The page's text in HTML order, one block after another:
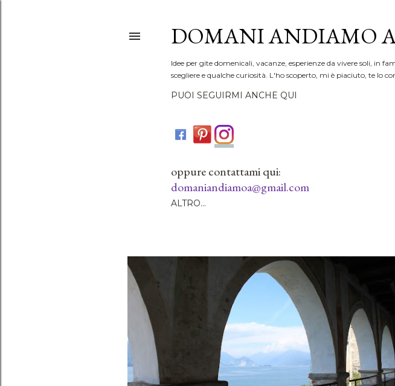
DOMANI ANDIAMO
Idee per gite domenicali, vacanze, esperienze da vivere soli, in
scegliere e qualche curiosità. L'ho scoperto, mi è piaciuto, te lo
PUOI SEGUIRMI ANCHE QUI
oppure contattami qui:
domaniandiamoa@gmail.com
ALTRO…
P
s
t